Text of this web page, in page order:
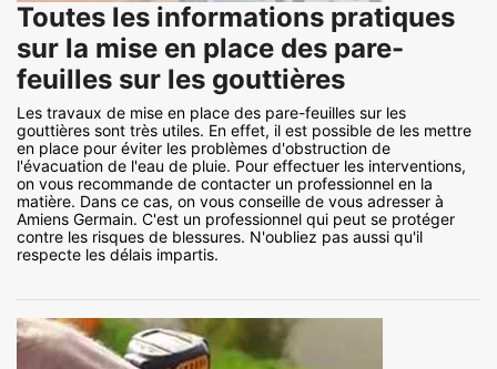
Toutes les informations pratiques
sur la mise en place des pare-
feuilles sur les gouttières
Les travaux de mise en place des pare-feuilles sur les
gouttières sont très utiles. En effet, il est possible de les mettre
en place pour éviter les problèmes d'obstruction de
l'évacuation de l'eau de pluie. Pour effectuer les interventions,
on vous recommande de contacter un professionnel en la
matière. Dans ce cas, on vous conseille de vous adresser à
Amiens Germain. C'est un professionnel qui peut se protéger
contre les risques de blessures. N'oubliez pas aussi qu'il
respecte les délais impartis.